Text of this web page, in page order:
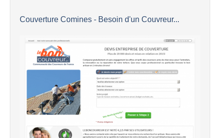
Couverture Comines - Besoin d'un Couvreur...